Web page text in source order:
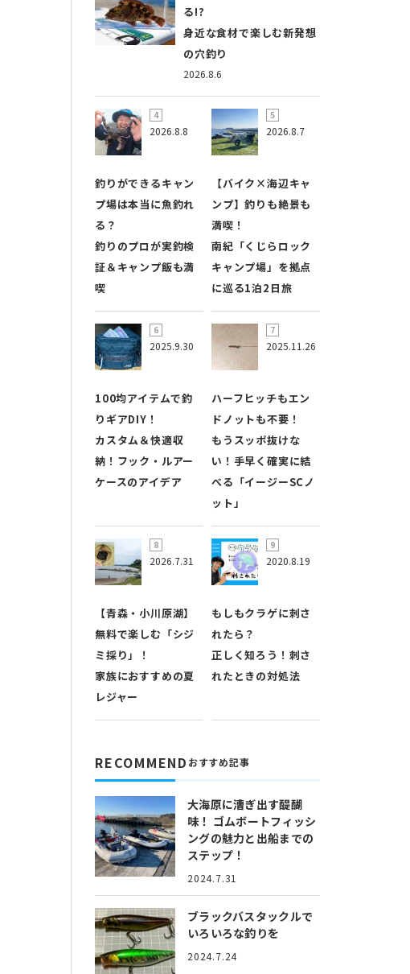
2026.8.6
る!?
身近な食材で楽しむ新発想
の穴釣り
2026.8.8
釣りができるキャン
プ場は本当に魚釣れ
る？
釣りのプロが実釣検
証＆キャンプ飯も満
喫
2026.8.7
【バイク×海辺キャ
ンプ】釣りも絶景も
満喫！
南紀「くじらロック
キャンプ場」を拠点
に巡る1泊2日旅
2025.9.30
100均アイテムで釣
りギアDIY！
カスタム＆快適収
納！フック・ルアー
ケースのアイデア
2025.11.26
ハーフヒッチもエン
ドノットも不要！
もうスッポ抜けな
い！手早く確実に結
べる「イージーSCノ
ット」
2026.7.31
【青森・小川原湖】
無料で楽しむ「シジ
ミ採り」！
家族におすすめの夏
レジャー
2020.8.19
もしもクラゲに刺さ
れたら？
正しく知ろう！刺さ
れたときの対処法
RECOMMEND おすすめ記事
大海原に漕ぎ出す醍醐
味！ ゴムボートフィッシ
ングの魅力と出船までの
ステップ！
2024.7.31
ブラックバスタックルで
いろいろな釣りを
2024.7.24